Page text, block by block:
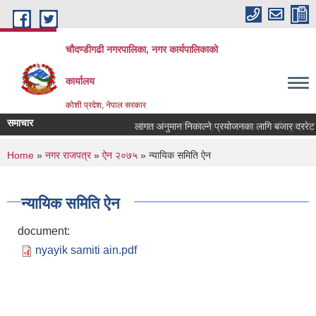
Skip to main content
चौदण्डीगढी नगरपालिका, नगर कार्यपालिकाको
कार्यालय
कोशी प्रदेश, नेपाल सरकार
समाचार लागत अनुमान निकाल्ने प्रयोजनका लागि बजार दररेट
खोपकर्ता (भ्याक्सिनेटर) आवश्यकता सम्वन्धी सूचना।
You are here
Home » नगर राजपत्र» ऐन २०७५ » न्यायिक समिति ऐन
न्यायिक समिति ऐन
document:
nyayik samiti ain.pdf